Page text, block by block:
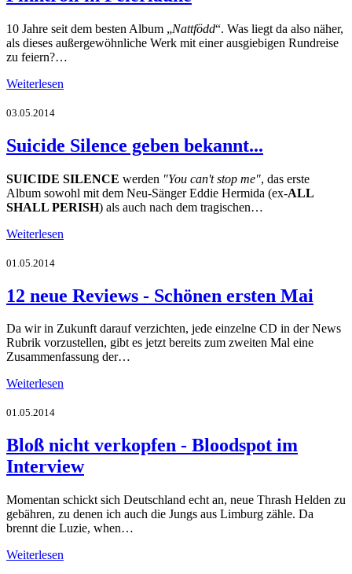
10 Jahre seit dem besten Album „Nattfödd“. Was liegt da also näher,
als dieses außergewöhnliche Werk mit einer ausgiebigen Rundreise
zu feiern?…
Weiterlesen
03.05.2014
Suicide Silence geben bekannt...
SUICIDE SILENCE werden "You can't stop me", das erste
Album sowohl mit dem Neu-Sänger Eddie Hermida (ex-ALL
SHALL PERISH) als auch nach dem tragischen…
Weiterlesen
01.05.2014
12 neue Reviews - Schönen ersten Mai
Da wir in Zukunft darauf verzichten, jede einzelne CD in der News
Rubrik vorzustellen, gibt es jetzt bereits zum zweiten Mal eine
Zusammenfassung der…
Weiterlesen
01.05.2014
Bloß nicht verkopfen - Bloodspot im
Interview
Momentan schickt sich Deutschland echt an, neue Thrash Helden zu
gebähren, zu denen ich auch die Jungs aus Limburg zähle. Da
brennt die Luzie, when…
Weiterlesen